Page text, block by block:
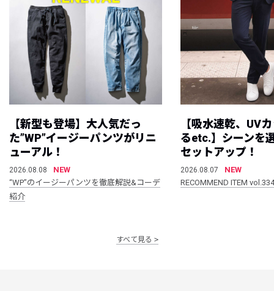
【新型も登場】大人気だっ
た”WP”イージーパンツがリニ
ューアル！
2026.08.08
NEW
“WP”のイージーパンツを徹底解説&コーデ
紹介
【吸水速乾、UV
るetc.】シーンを
セットアップ！
2026.08.07
NEW
RECOMMEND ITEM vol.334
すべて見る